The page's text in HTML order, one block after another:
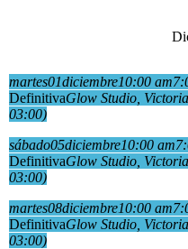
martes01diciembre10:00 am
DefinitivaGlow Studio ,
03:00)
sábado05diciembre10:00 am
DefinitivaGlow Studio ,
03:00)
martes08diciembre10:00 am
DefinitivaGlow Studio ,
03:00)